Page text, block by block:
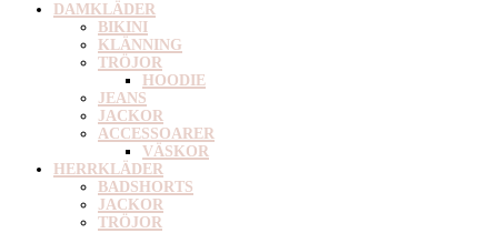
DAMKLÄDER
BIKINI
KLÄNNING
TRÖJOR
HOODIE
JEANS
JACKOR
ACCESSOARER
VÄSKOR
HERRKLÄDER
BADSHORTS
JACKOR
TRÖJOR